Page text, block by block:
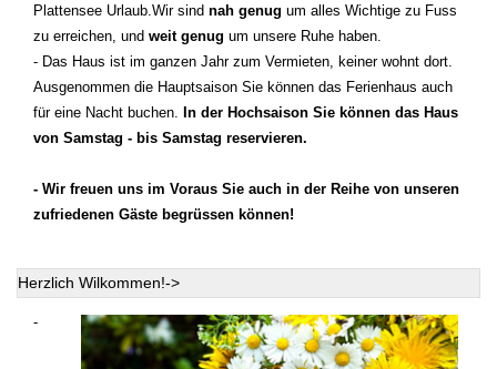
Plattensee Urlaub. Wir sind nah genug um alles Wichtige zu Fuss
zu erreichen, und weit genug um unsere Ruhe haben.
- Das Haus ist im ganzen Jahr zum Vermieten, keiner wohnt dort.
Ausgenommen die Hauptsaison Sie können das Ferienhaus auch
für eine Nacht buchen. In der Hochsaison Sie können das Haus
von Samstag - bis Samstag reservieren.
- Wir freuen uns im Voraus Sie auch in der Reihe von unseren
zufriedenen Gäste begrüssen können!
Herzlich Wilkommen!->
-